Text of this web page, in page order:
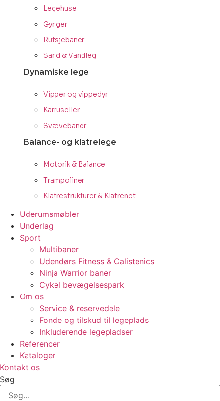
Legehuse
Gynger
Rutsjebaner
Sand & Vandleg
Dynamiske lege
Vipper og vippedyr
Karruseller
Svævebaner
Balance- og klatrelege
Motorik & Balance
Trampoliner
Klatrestrukturer & Klatrenet
Uderumsmøbler
Underlag
Sport
Multibaner
Udendørs Fitness & Calistenics
Ninja Warrior baner
Cykel bevægelsespark
Om os
Service & reservedele
Fonde og tilskud til legeplads
Inkluderende legepladser
Referencer
Kataloger
Kontakt os
Søg